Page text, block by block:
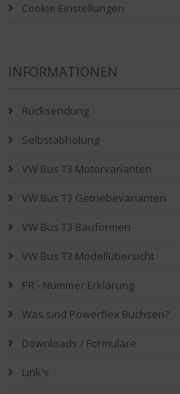
Cookie Einstellungen
INFORMATIONEN
Rücksendung
Selbstabholung
VW Bus T3 Motorvarianten
VW Bus T3 Getriebevarianten
VW Bus T3 Bauformen
VW Bus T3 Modellübersicht
PR - Nummer Erklärung
Was sind Powerflex Buchsen?
Downloads / Formulare
Link's